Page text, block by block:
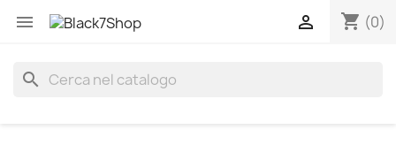
 shopping_cart (0)

search